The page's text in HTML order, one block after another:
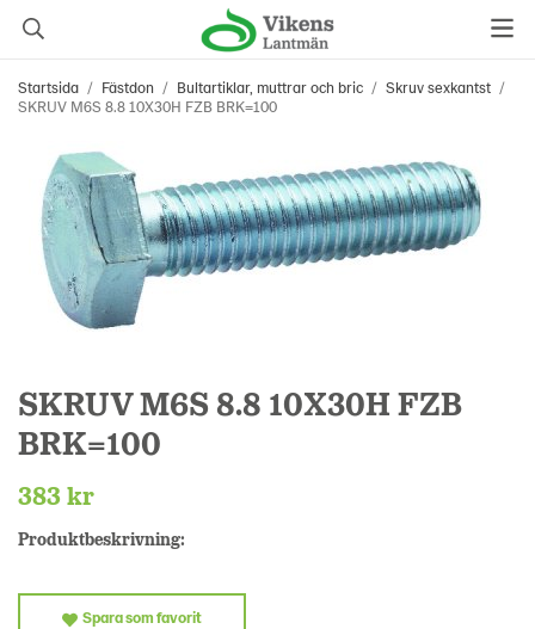
Startsida / Fästdon / Bultartiklar, muttrar och bric / Skruv sexkantst /
SKRUV M6S 8.8 10X30H FZB BRK=100
SKRUV M6S 8.8 10X30H FZB
BRK=100
383 kr
Produktbeskrivning:
Spara som favorit